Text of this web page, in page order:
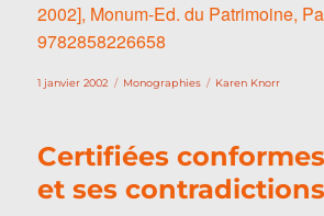
2002], Monum-Ed. du Patrimoine,
9782858226658
Publié
le
1 janvier 2002 Catégories
Monographies Étiquettes
Karen Knorr
Certifiées
et ses contradictions